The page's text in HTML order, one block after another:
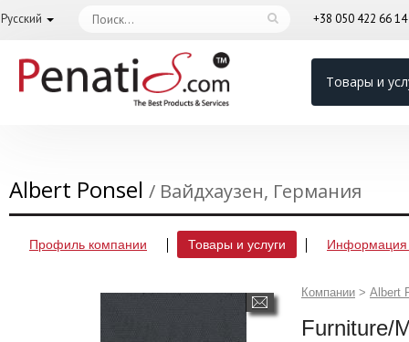
Русский +38 050 422 66 14
Товары и
Albert Ponsel / Вайдхаузен, Германия
Профиль компании Товары и услуги Информация
Компании > Albert
Furniture/